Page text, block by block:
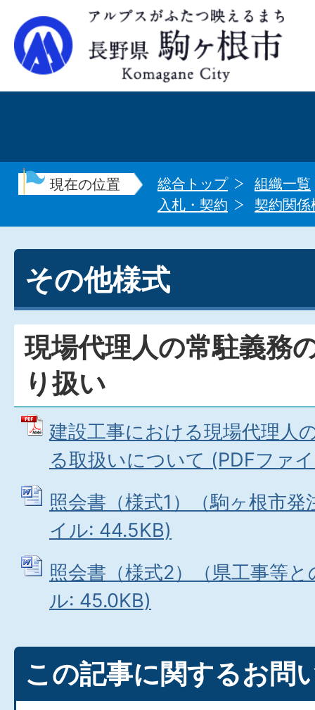
現在の位置 総合トップ
組織一覧
入札・契約
契約関係
その他様式
現場代理人の常駐義務
り扱い
建設工事における現場代理人
る取扱いについて (PDFファ
照会書（様式1）（駒ヶ根市
イル: 44.5KB)
照会書（様式2）（県工事等
ル: 45.0KB)
この記事に関するお問